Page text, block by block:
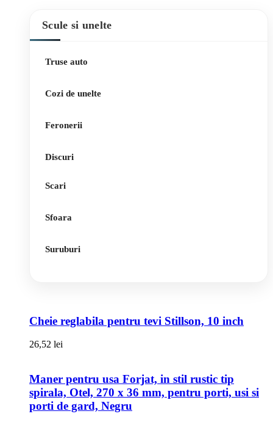
Scule si unelte
Truse auto
Cozi de unelte
Feronerii
Discuri
Scari
Sfoara
Suruburi
Cheie reglabila pentru tevi Stillson, 10 inch
26,52 lei
Maner pentru usa Forjat, in stil rustic tip
spirala, Otel, 270 x 36 mm, pentru porti, usi si
porti de gard, Negru